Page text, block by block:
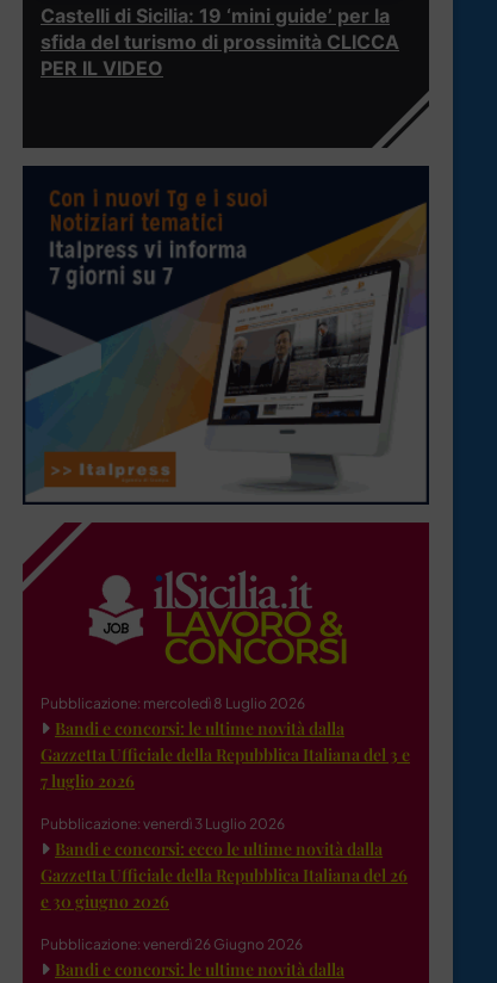
Castelli di Sicilia: 19 ‘mini guide’ per la
sfida del turismo di prossimità CLICCA
PER IL VIDEO
Pubblicazione: mercoledì 8 Luglio 2026
Bandi e concorsi: le ultime novità dalla
Gazzetta Ufficiale della Repubblica Italiana del 3 e
7 luglio 2026
Pubblicazione: venerdì 3 Luglio 2026
Bandi e concorsi: ecco le ultime novità dalla
Gazzetta Ufficiale della Repubblica Italiana del 26
e 30 giugno 2026
Pubblicazione: venerdì 26 Giugno 2026
Bandi e concorsi: le ultime novità dalla